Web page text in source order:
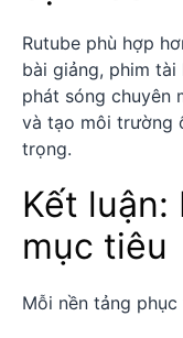
Rutube phù hợp
bài giảng, phim
phát sóng chuyên
và tạo môi trường
trọng.
Kết luận:
mục tiêu
Mỗi nền tảng